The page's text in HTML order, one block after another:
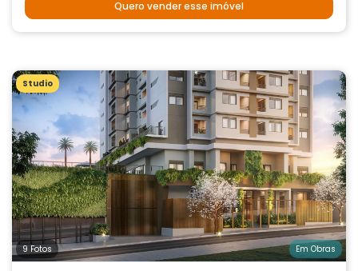
Quero vender esse imóvel
Studio
9 Fotos Em Obras